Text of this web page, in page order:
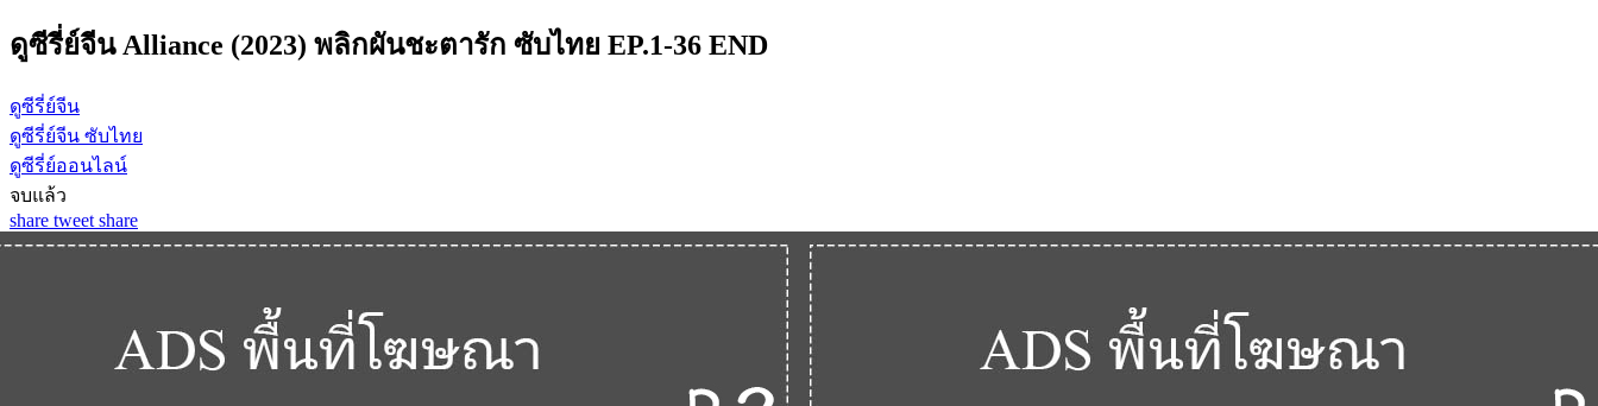
ดูซีรี่ย์จีน Alliance (2023) พลิกผันชะตารัก ซับไทย EP.1-36 END
ดูซีรี่ย์จีน
ดูซีรี่ย์จีน ซับไทย
ดูซีรี่ย์ออนไลน์
จบแล้ว
share tweet share